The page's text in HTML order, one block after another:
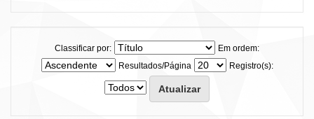
Classificar por:
Em ordem:
Resultados/Página
Registro(s):